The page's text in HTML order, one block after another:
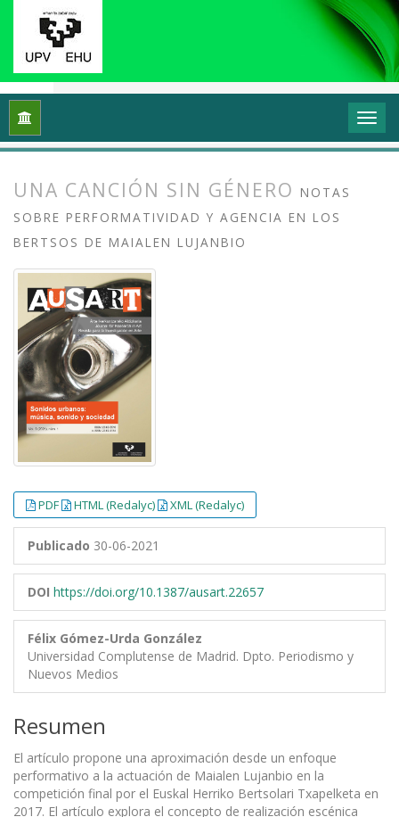
Inicio Vol. 9 Núm. 1 (2021): Sonidos urbanos:
UNA CANCIÓN SIN GÉNERO NOTAS
SOBRE PERFORMATIVIDAD Y AGENCIA EN LOS
BERTSOS DE MAIALEN LUJANBIO
PDF HTML (Redalyc) XML (Redalyc)
Publicado 30-06-2021
DOI https://doi.org/10.1387/ausart.22657
Félix Gómez-Urda González
Universidad Complutense de Madrid. Dpto. Periodismo y
Nuevos Medios
Resumen
El artículo propone una aproximación desde un enfoque
performativo a la actuación de Maialen Lujanbio en la
competición final por el Euskal Herriko Bertsolari Txapelketa en
2017. El artículo explora el concepto de realización escénica